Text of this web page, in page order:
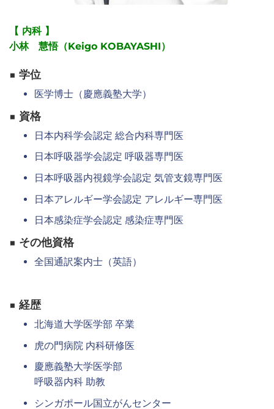
【 内科 】
小林 慧悟（Keigo KOBAYASHI）
■ 学位
医学博士（慶應義塾大学）
■ 資格
日本内科学会認定 総合内科専門医
日本呼吸器学会認定 呼吸器専門医
日本呼吸器内視鏡学会認定 気管支鏡専門医
日本アレルギー学会認定 アレルギー専門医
日本感染症学会認定 感染症専門医
■ その他資格
全国通訳案内士（英語）
■ 経歴
北海道大学医学部 卒業
虎の門病院 内科研修医
慶應義塾大学医学部
呼吸器内科 助教
シンガポール国立がんセンター